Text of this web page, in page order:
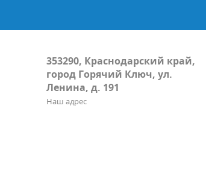
353290, Краснодарский край,
город Горячий Ключ, ул.
Ленина, д. 191
Наш адрес